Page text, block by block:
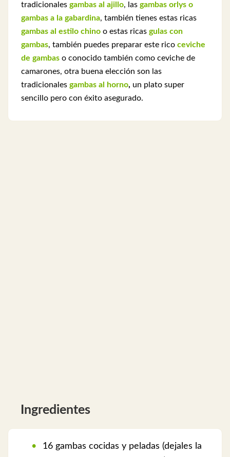
tradicionales gambas al ajillo, las gambas orlys o
gambas a la gabardina, también tienes estas ricas
gambas al estilo chino o estas ricas gulas con
gambas, también puedes preparar este rico ceviche
de gambas o conocido también como ceviche de
camarones, otra buena elección son las
tradicionales gambas al horno, un plato super
sencillo pero con éxito asegurado.
Ingredientes
16 gambas cocidas y peladas (dejales la